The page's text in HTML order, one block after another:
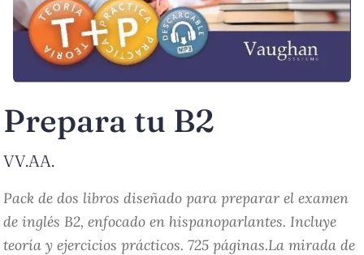
Prepara tu B2
VV.AA.
Pack de dos libros diseñado para preparar el examen
de inglés B2, enfocado en hispanoparlantes. Incluye
teoría y ejercicios prácticos. 725 páginas.La mirada de